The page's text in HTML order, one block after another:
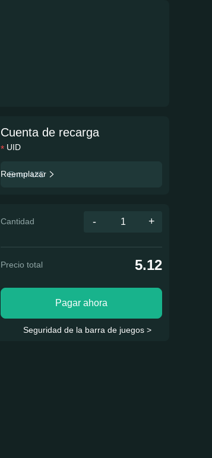
Cuenta de recarga
UID
Reemplazar
Cantidad - +
Precio total 5.12
Pagar ahora
Seguridad de la barra de juegos >